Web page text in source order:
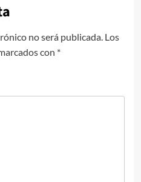
no será publicada. Los
con *